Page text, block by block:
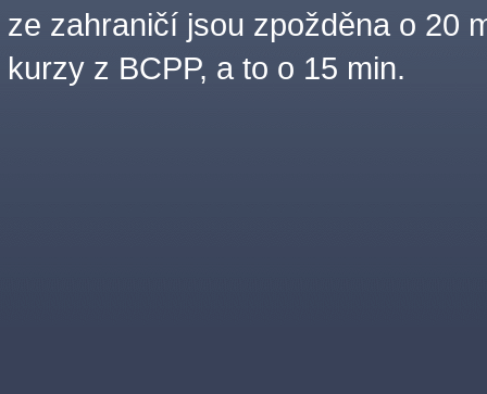
ze zahraničí jsou zpožděna o 20
kurzy z BCPP, a to o 15 min.